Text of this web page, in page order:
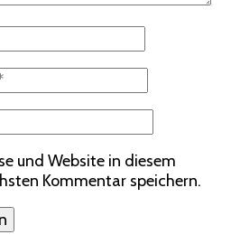
und Website in diesem
Kommentar speichern.